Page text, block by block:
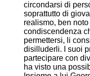
circondarsi di
soprattutto di
realismo, ben
condiscendenza
permettersi, li
disilluderli. I suoi
partecipare con
ha visto una